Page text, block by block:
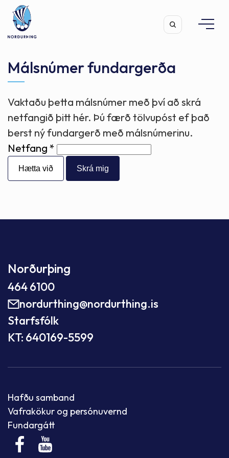
Leita
Málsnúmer fundargerða
Vaktaðu þetta málsnúmer með því að skrá
netfangið þitt hér. Þú færð tölvupóst ef það
berst ný fundargerð með málsnúmerinu.
Netfang
Hætta við
Norðurþing
464 6100
nordurthing@nordurthing.is
Starfsfólk
KT: 640169-5599
Hafðu samband
Vafrakökur og persónuvernd
Fundargátt